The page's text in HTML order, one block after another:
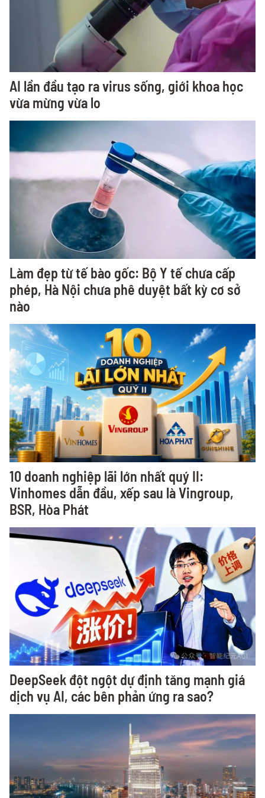
AI lần đầu tạo ra virus sống, giới khoa học
vừa mừng vừa lo
Làm đẹp từ tế bào gốc: Bộ Y tế chưa cấp
phép, Hà Nội chưa phê duyệt bất kỳ cơ sở
nào
10 doanh nghiệp lãi lớn nhất quý II:
Vinhomes dẫn đầu, xếp sau là Vingroup,
BSR, Hòa Phát
DeepSeek đột ngột dự định tăng mạnh giá
dịch vụ AI, các bên phản ứng ra sao?